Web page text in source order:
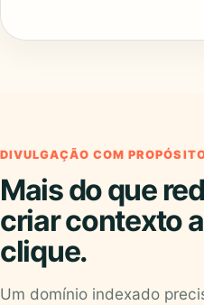
DIVULGAÇÃO COM
Mais do que
criar contexto
clique.
Um domínio indexado